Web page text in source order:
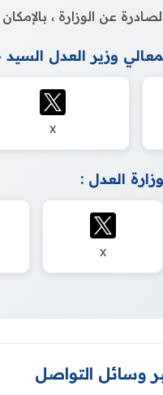
عن الوزارة ،
وزير العدل
X
العدل :
X
وسائل التواصل